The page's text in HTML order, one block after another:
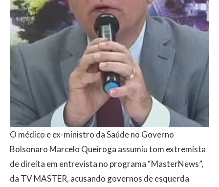
O médico e ex-ministro da Saúde no Governo
Bolsonaro Marcelo Queiroga assumiu tom extremista
de direita em entrevista no programa “MasterNews”,
da TV MASTER, acusando governos de esquerda